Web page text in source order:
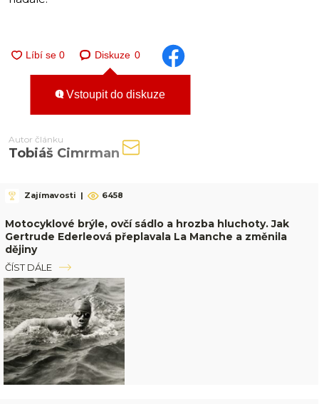
Diskuze 0
Vstoupit do diskuze
Autor článku
Tobiáš Cimrman
Zajímavosti | 6458
Motocyklové brýle, ovčí sádlo a hrozba hluchoty. Jak
Gertrude Ederleová přeplavala La Manche a změnila
dějiny
ČÍST DÁLE